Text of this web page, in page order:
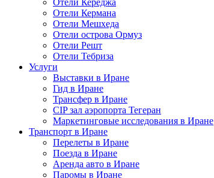
Отели Кереджа
Отели Кермана
Отели Мешхеда
Отели острова Ормуз
Отели Решт
Отели Тебриза
Услуги
Выставки в Иране
Гид в Иране
Трансфер в Иране
CIP зал аэропорта Тегеран
Маркетинговые исследования в Иране
Транспорт в Иране
Перелеты в Иране
Поезда в Иране
Аренда авто в Иране
Паромы в Иране